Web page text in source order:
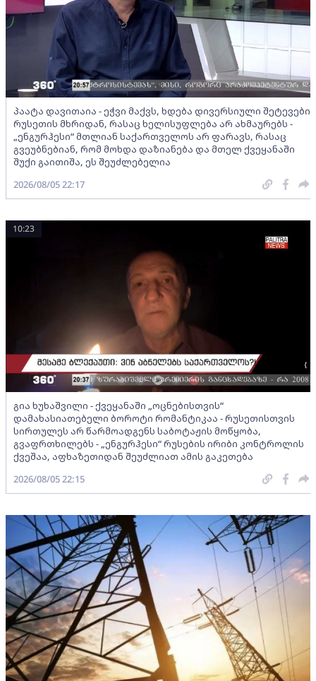
პაატა დავითაია - ეჭვი მაქვს, ხდება დივერსიული შეტევები
რუსეთის მხრიდან, რასაც ხელისუფლება არ ახმაურებს -
„ენგურჰესი“ მთლიან საქართველოს არ ფარავს, რასაც
გვეუბნებიან, რომ მოხდა დაზიანება და მთელ ქვეყანაში
შუქი გაითიშა, ეს შეუძლებელია
2026/08/05 22:17
გია ხუხაშვილი - ქვეყანაში „ოცნებისთვის“
დამახასიათებელი ბოროტი რომანტიკაა - რუსეთისთვის
სირთულეს არ წარმოადგენს საბოტაჟის მოწყობა,
გვაფრთხილებს - „ენგურჰესი“ რუსების ირიბი კონტროლის
ქვეშაა, აფხაზეთიდან შეუძლიათ ამის გაკეთება
10:23
2026/08/05 22:15